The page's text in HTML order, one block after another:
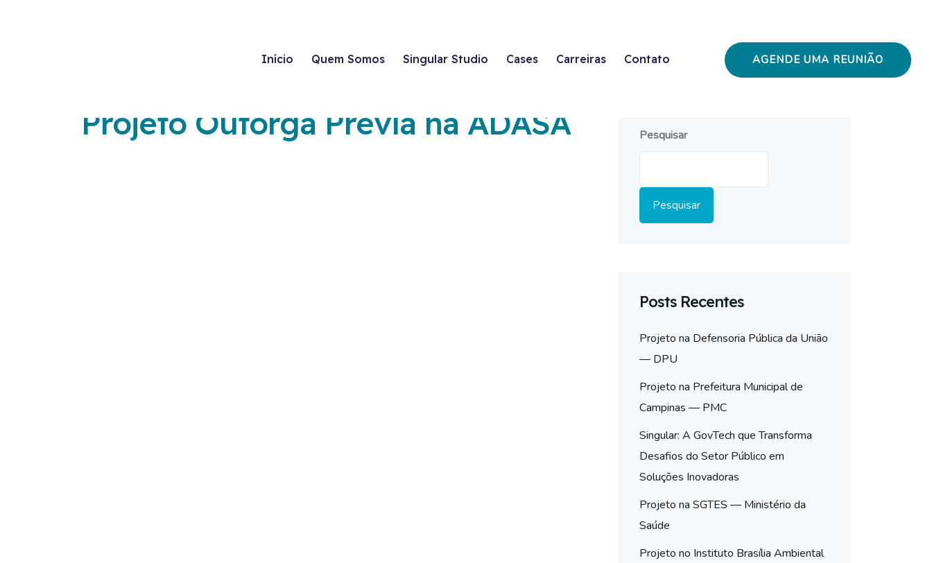
Início Quem Somos Singular Studio Cases Carreiras Contato AGENDE UMA REUNIÃO
Projeto Outorga Prévia na ADASA Pesquisar
Pesquisar
Posts Recentes
Projeto na Defensoria Pública da União
— DPU
Projeto na Prefeitura Municipal de
Campinas — PMC
Singular: A GovTech que Transforma
Desafios do Setor Público em
Soluções Inovadoras
Projeto na SGTES — Ministério da
Saúde
Projeto no Instituto Brasília Ambiental